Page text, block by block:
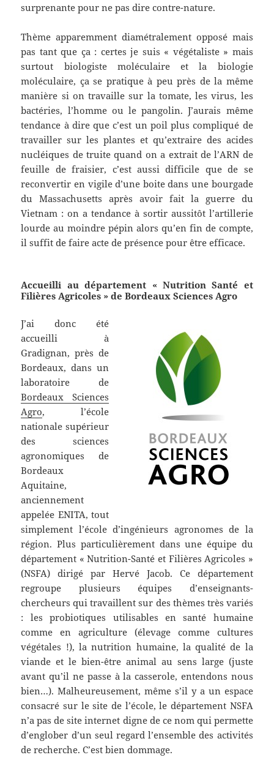
surprenante pour ne pas dire contre-nature.
Thème apparemment diamétralement opposé mais
pas tant que ça : certes je suis « végétaliste » mais
surtout biologiste moléculaire et la biologie
moléculaire, ça se pratique à peu près de la même
manière si on travaille sur la tomate, les virus, les
bactéries, l’homme ou le pangolin. J’aurais même
tendance à dire que c’est un poil plus compliqué de
travailler sur les plantes et qu’extraire des acides
nucléiques de truite quand on a extrait de l’ARN de
feuille de fraisier, c’est aussi difficile que de se
reconvertir en vigile d’une boite dans une bourgade
du Massachusetts après avoir fait la guerre du
Vietnam : on a tendance à sortir aussitôt l’artillerie
lourde au moindre pépin alors qu’en fin de compte,
il suffit de faire acte de présence pour être efficace.
Accueilli au département « Nutrition Santé et
Filières Agricoles » de Bordeaux Sciences Agro
J’ai donc été
accueilli à
Gradignan, près de
Bordeaux, dans un
laboratoire de
Bordeaux Sciences
Agro, l’école
nationale supérieur
des sciences
agronomiques de
Bordeaux
Aquitaine,
anciennement
appelée ENITA, tout
simplement l’école d’ingénieurs agronomes de la
région. Plus particulièrement dans une équipe du
département « Nutrition-Santé et Filières Agricoles »
(NSFA) dirigé par Hervé Jacob. Ce département
regroupe plusieurs équipes d’enseignants-
chercheurs qui travaillent sur des thèmes très variés
: les probiotiques utilisables en santé humaine
comme en agriculture (élevage comme cultures
végétales !), la nutrition humaine, la qualité de la
viande et le bien-être animal au sens large (juste
avant qu’il ne passe à la casserole, entendons nous
bien…). Malheureusement, même s’il y a un espace
consacré sur le site de l’école, le département NSFA
n’a pas de site internet digne de ce nom qui permette
d’englober d’un seul regard l’ensemble des activités
de recherche. C’est bien dommage.